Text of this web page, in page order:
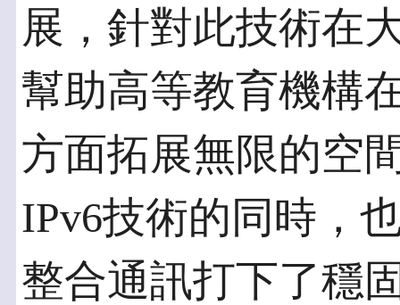
展，針對此技術在
幫助高等教育機構
方面拓展無限的空
IPv6技術的同時，
整合通訊打下了穩